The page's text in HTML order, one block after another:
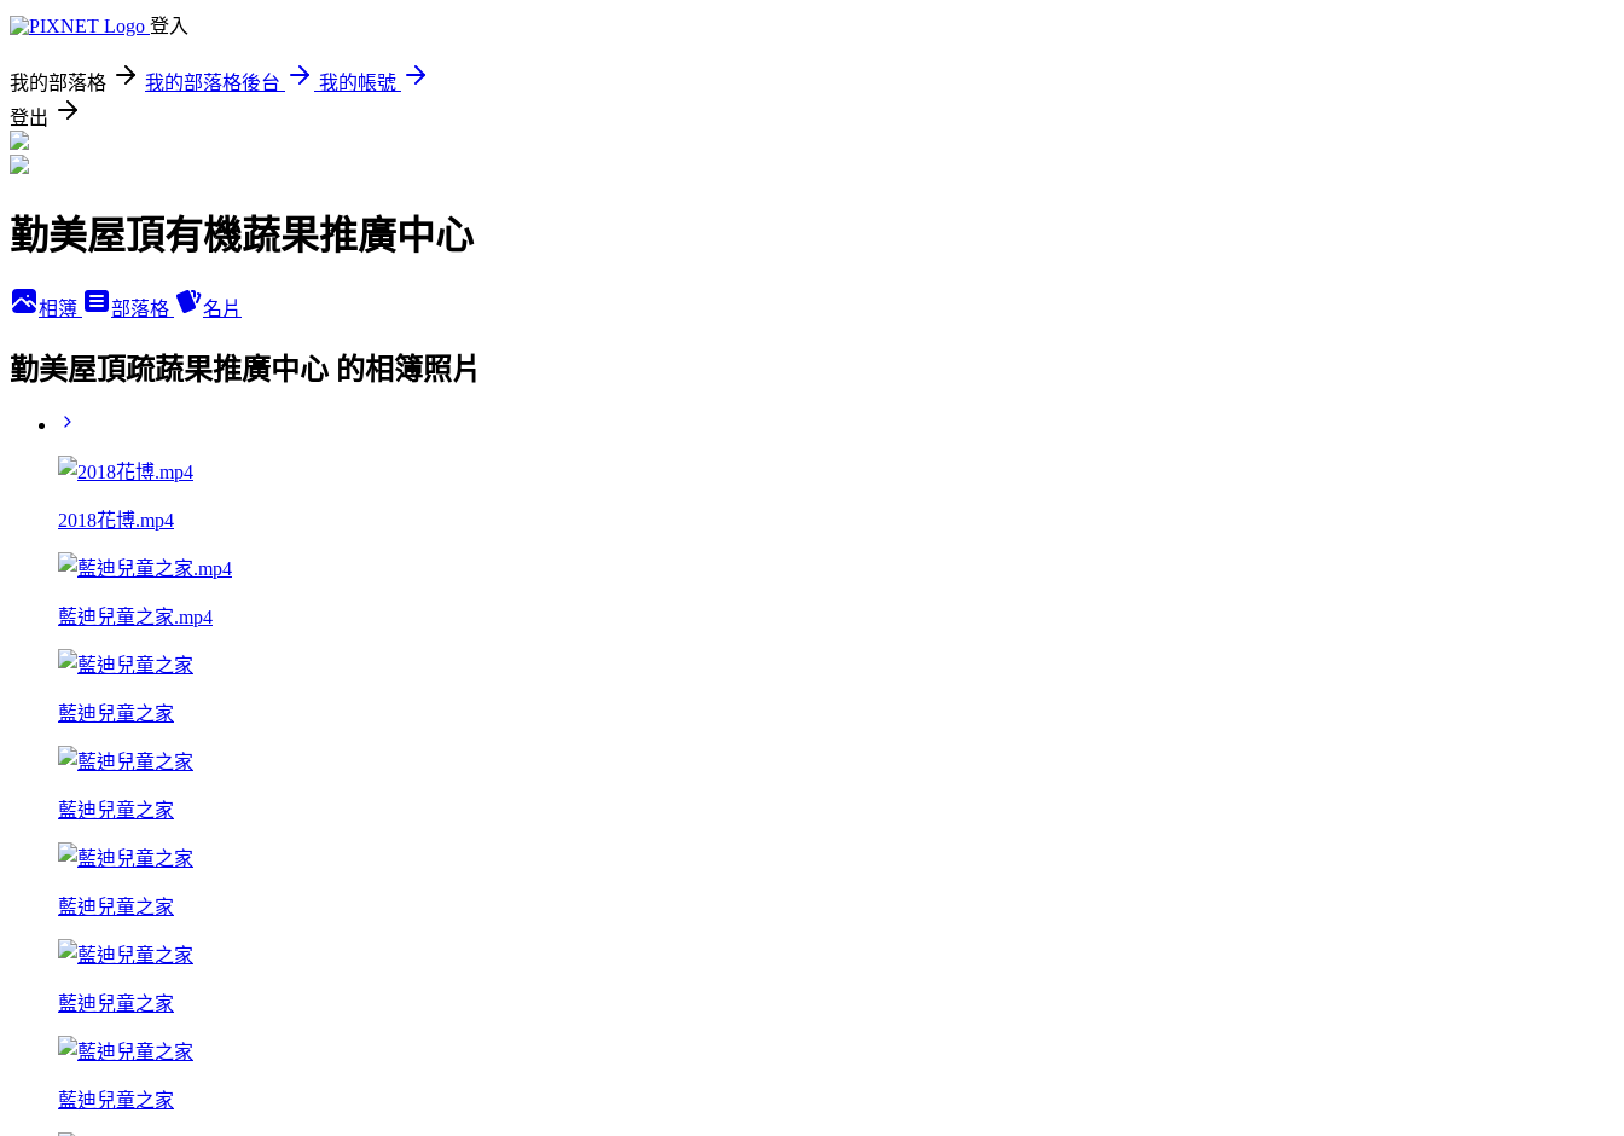
登入
我的部落格 我的部落格後台
我的帳號
登出
勤美屋頂有機蔬果推廣中心
相簿 部落格 名片
勤美屋頂疏蔬果推廣中心 的相簿照片
2018花博.mp4
藍迪兒童之家.mp4
藍迪兒童之家
藍迪兒童之家
藍迪兒童之家
藍迪兒童之家
藍迪兒童之家